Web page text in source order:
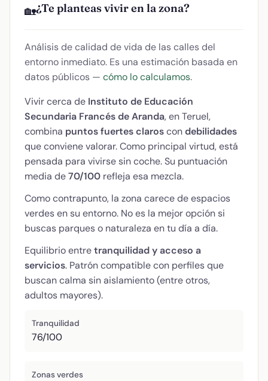
🏡¿Te planteas vivir en la zona?
Análisis de calidad de vida de las calles del
entorno inmediato. Es una estimación basada en
datos públicos — cómo lo calculamos.
Vivir cerca de Instituto de Educación
Secundaria Francés de Aranda, en Teruel,
combina puntos fuertes claroscondebilidades
que conviene valorar. Como principal virtud, está
pensada para vivirse sin coche. Su puntuación
media de70/100 refleja esa mezcla.
Como contrapunto, la zona carece de espacios
verdes en su entorno. No es la mejor opción si
buscas parques o naturaleza en tu día a día.
Equilibrio entretranquilidad y acceso a
servicios. Patrón compatible con perfiles que
buscan calma sin aislamiento (entre otros,
adultos mayores).
Tranquilidad
76/100
Zonas verdes